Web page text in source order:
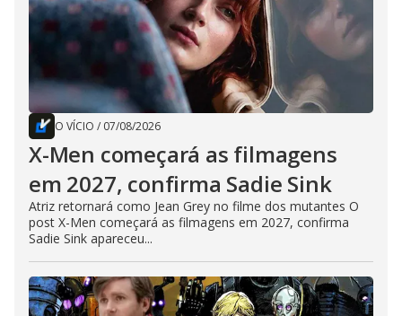
O VÍCIO / 07/08/2026
X-Men começará as filmagens
em 2027, confirma Sadie Sink
Atriz retornará como Jean Grey no filme dos mutantes O
post X-Men começará as filmagens em 2027, confirma
Sadie Sink apareceu...